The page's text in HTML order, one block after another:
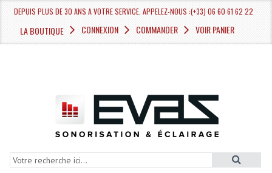
DEPUIS PLUS DE 30 ANS A VOTRE SERVICE. APPELEZ-NOUS :(+33) 06 60 61 62 22
LA BOUTIQUE CONNEXION COMMANDER VOIR PANIER